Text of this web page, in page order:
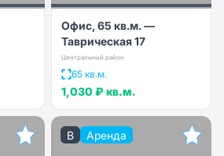
Офис, 65 кв.м. —
Таврическая 17
Центральный район
65 кв.м.
1,030 ₽ кв.м.
B Аренда